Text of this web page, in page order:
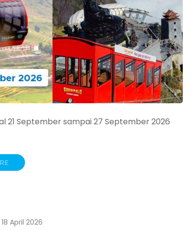
21 September sampai 27 September 2026
18 April 2026